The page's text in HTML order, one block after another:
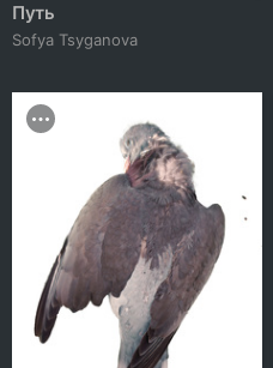
Путь
Sofya Tsyganova